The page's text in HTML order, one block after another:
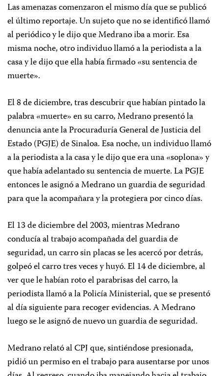
Las amenazas comenzaron el mismo día que se publicó
el último reportaje. Un sujeto que no se identificó llamó
al periódico y le dijo que Medrano iba a morir. Esa
misma noche, otro individuo llamó a la periodista a la
casa y le dijo que ella había firmado «su sentencia de
muerte».
El 8 de diciembre, tras descubrir que habían pintado la
palabra «muerte» en su carro, Medrano presentó la
denuncia ante la Procuraduría General de Justicia del
Estado (PGJE) de Sinaloa. Esa noche, un individuo llamó
a la periodista a la casa y le dijo que era una «soplona» y
que había adelantado su sentencia de muerte. La PGJE
entonces le asignó a Medrano un guardia de seguridad
para que la acompañara y la protegiera por cinco días.
El 13 de diciembre del 2003, mientras Medrano
conducía al trabajo acompañada del guardia de
seguridad, un carro sin placas se les acercó por detrás,
golpeó el carro tres veces y huyó. El 14 de diciembre, al
ver que le habían roto el parabrisas del carro, la
periodista llamó a la Policía Ministerial, que se presentó
al día siguiente para recoger evidencias. A Medrano
luego se le asignó de nuevo un guardia de seguridad.
Medrano relató al CPJ que, sintiéndose presionada,
pidió un permiso en el trabajo para ausentarse por unos